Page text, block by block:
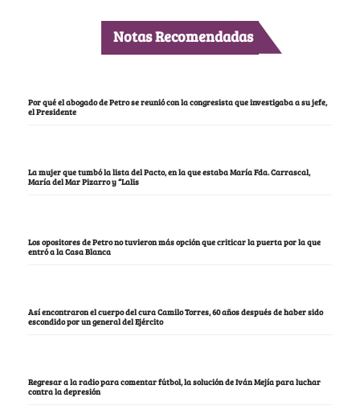
Notas Recomendadas
Por qué el abogado de Petro se reunió con la congresista que investigaba a su jefe,
el Presidente
La mujer que tumbó la lista del Pacto, en la que estaba María Fda. Carrascal,
María del Mar Pizarro y “Lalis
Los opositores de Petro no tuvieron más opción que criticar la puerta por la que
entró a la Casa Blanca
Así encontraron el cuerpo del cura Camilo Torres, 60 años después de haber sido
escondido por un general del Ejército
Regresar a la radio para comentar fútbol, la solución de Iván Mejía para luchar
contra la depresión